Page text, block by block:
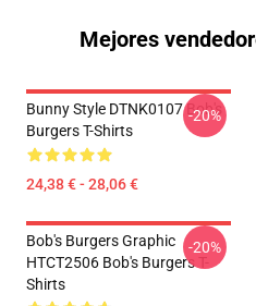
Mejores
Bunny Style DTNK0107 Bob's
Burgers T-Shirts
24,38 € - 28,06 €
-20%
Bob's Burgers Graphic
HTCT2506 Bob's Burgers T-
Shirts
-20%